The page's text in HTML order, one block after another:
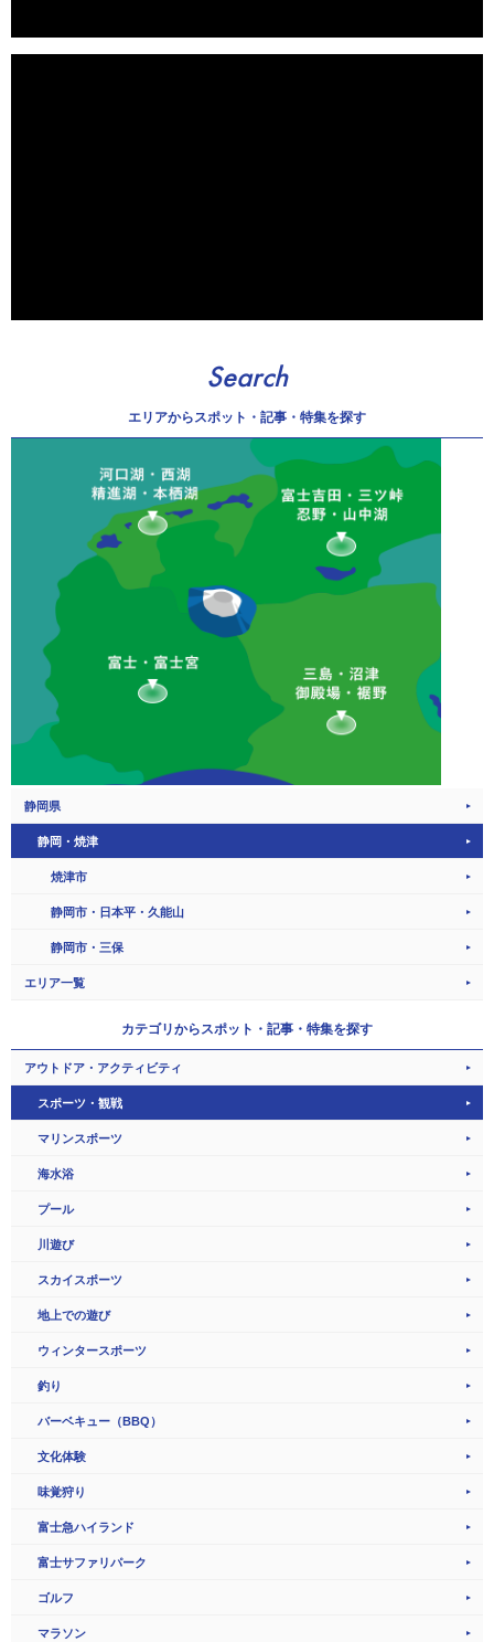
Search
エリアからスポット・記事・特集を探す
静岡県
静岡・焼津
焼津市
静岡市・日本平・久能山
静岡市・三保
エリア一覧
カテゴリからスポット・記事・特集を探す
アウトドア・アクティビティ
スポーツ・観戦
マリンスポーツ
海水浴
プール
川遊び
スカイスポーツ
地上での遊び
ウィンタースポーツ
釣り
バーベキュー（BBQ）
文化体験
味覚狩り
富士急ハイランド
富士サファリパーク
ゴルフ
マラソン